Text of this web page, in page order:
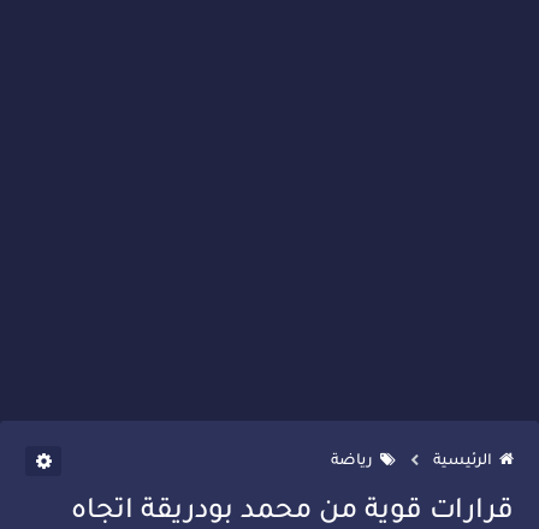
الرئيسية رياضة
قرارات قوية من محمد بودريقة اتجاه